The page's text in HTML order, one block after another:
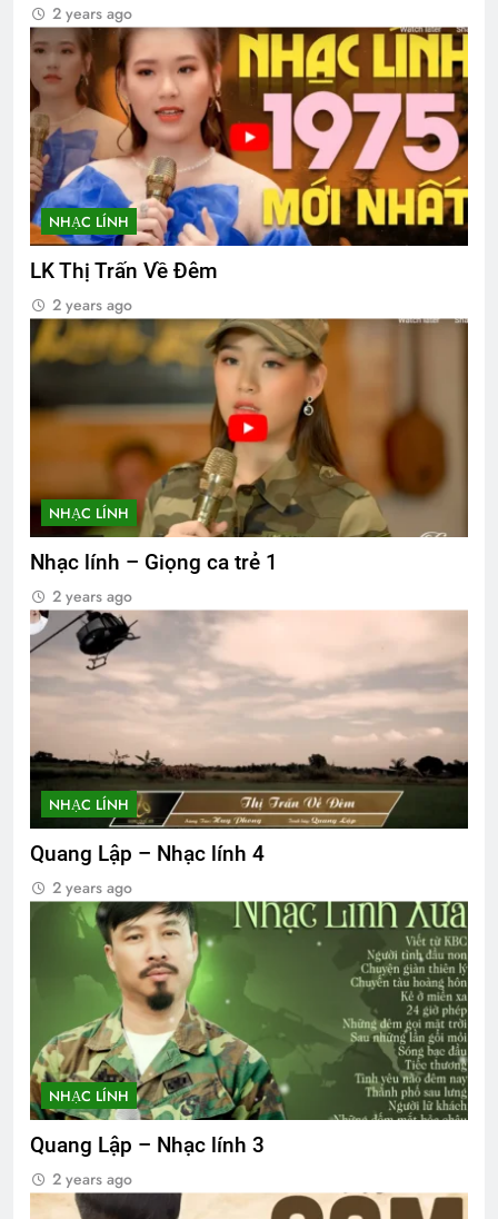
2 years ago
NHẠC LÍNH
LK Thị Trấn Về Đêm
2 years ago
NHẠC LÍNH
Nhạc lính – Giọng ca trẻ 1
2 years ago
NHẠC LÍNH
Quang Lập – Nhạc lính 4
2 years ago
NHẠC LÍNH
Quang Lập – Nhạc lính 3
2 years ago